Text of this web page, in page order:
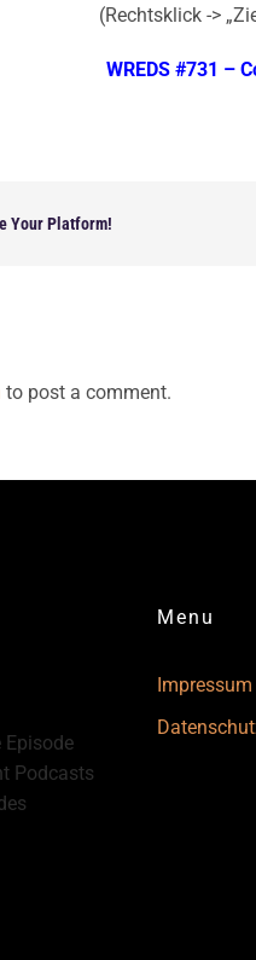
(Rechtsklick ->
WREDS #731 –
Your Platform!
to post a comment.
Episode
Podcasts
Menu
Impressum